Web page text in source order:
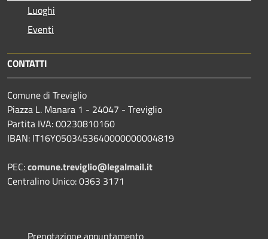
Luoghi
Eventi
CONTATTI
Comune di Treviglio
Piazza L. Manara 1 - 24047 - Treviglio
Partita IVA: 00230810160
IBAN: IT16Y0503453640000000004819
PEC:comune.treviglio@legalmail.it
Centralino Unico: 0363 3171
Prenotazione appuntamento